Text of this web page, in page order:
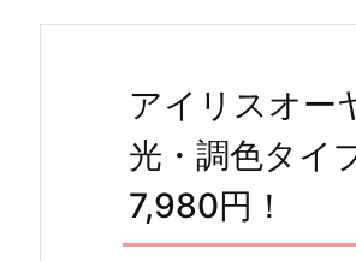
アイリスオー
光・調色タイ
7,980円！